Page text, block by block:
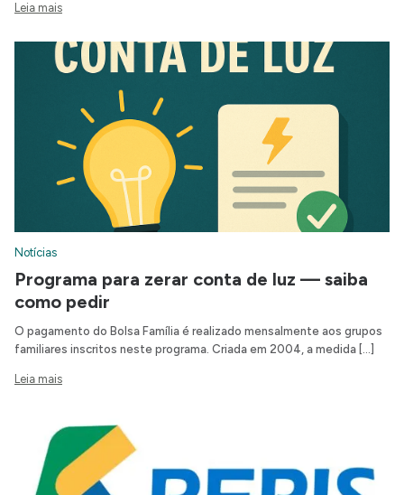
Leia mais
Notícias
Programa para zerar conta de luz — saiba
como pedir
O pagamento do Bolsa Família é realizado mensalmente aos grupos
familiares inscritos neste programa. Criada em 2004, a medida […]
Leia mais